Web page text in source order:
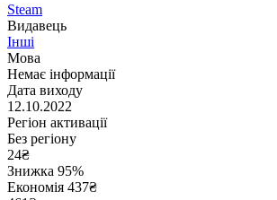
Steam
Видавець
Інші
Мова
Немає інформації
Дата виходу
12.10.2022
Регіон активації
Без регіону
24₴
Знижка 95%
Економія 437₴